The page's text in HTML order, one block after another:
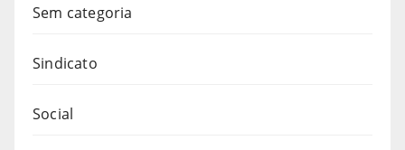
Sem categoria
Sindicato
Social